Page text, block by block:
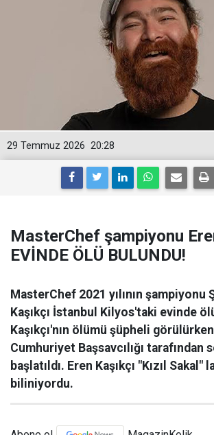
20:28
29 Temmuz 2026
MasterChef şampiyonu
EVİNDE ÖLÜ BULUNDU!
MasterChef 2021 yılının şampiyonu
Kaşıkçı İstanbul Kilyos'taki evinde
Kaşıkçı'nın ölümü şüpheli
Cumhuriyet Başsavcılığı tarafından
başlatıldı. Eren Kaşıkçı "Kızıl Sakal"
biliniyordu.